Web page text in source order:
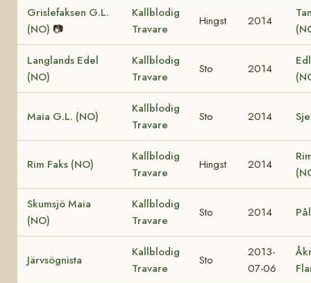
Grislefaksen G.L.
(NO) 📷
Kallblodig
Travare
Hingst 2014
Langlands Edel
(NO)
Kallblodig
Travare
Sto 2014
Maia G.L. (NO)
Kallblodig
Travare
Sto 2014
Rim Faks (NO)
Kallblodig
Travare
Hingst 2014
Skumsjö Maia
(NO)
Kallblodig
Travare
Sto 2014
Järvsögnista
Kallblodig
Travare
Sto
2013-
07-06